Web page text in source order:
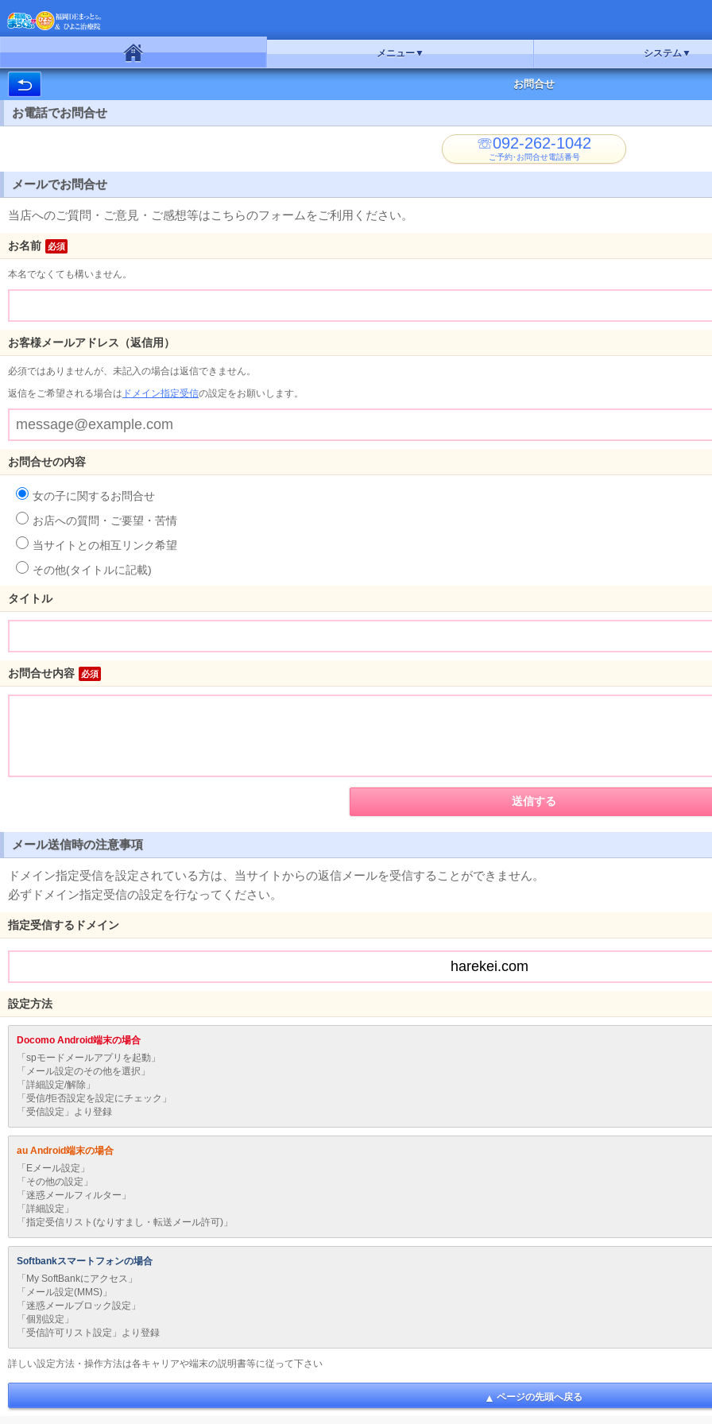
ホーム
メニュー システム
お問合せ
お電話でお問合せ
☏092-262-1042
ご予約･お問合せ電話番号
メールでお問合せ
当店へのご質問・ご意見・ご感想等はこちらのフォームをご利用ください。
お名前 必須
本名でなくても構いません。
お客様メールアドレス（返信用）
必須ではありませんが、未記入の場合は返信できません。
返信をご希望される場合は ドメイン指定受信の設定をお願いします。
お問合せの内容
女の子に関するお問合せ
お店への質問・ご要望・苦情
当サイトとの相互リンク希望
その他(タイトルに記載)
タイトル
お問合せ内容 必須
メール送信時の注意事項
ドメイン指定受信を設定されている方は、当サイトからの返信メールを受信することができません。
必ずドメイン指定受信の設定を行なってください。
指定受信するドメイン
設定方法
Docomo Android端末の場合
「spモードメールアプリを起動」
「メール設定のその他を選択」
「詳細設定/解除」
「受信/拒否設定を設定にチェック」
「受信設定」より登録
au Android端末の場合
「Eメール設定」
「その他の設定」
「迷惑メールフィルター」
「詳細設定」
「指定受信リスト(なりすまし・転送メール許可)」
Softbankスマートフォンの場合
「My SoftBankにアクセス」
「メール設定(MMS)」
「迷惑メールブロック設定」
「個別設定」
「受信許可リスト設定」より登録
詳しい設定方法・操作方法は各キャリアや端末の説明書等に従って下さい
ページの先頭へ戻る